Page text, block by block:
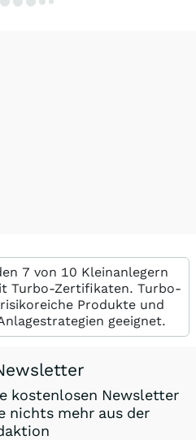
7 von 10 Kleinanlegern
Turbo-Zertifikaten. Turbo-
Produkte und
geeignet.
kostenlosen Newsletter
nichts mehr aus der